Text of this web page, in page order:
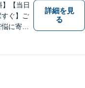
】【当日
ぐ】ご
に寄り
えてサ
詳細を見
る